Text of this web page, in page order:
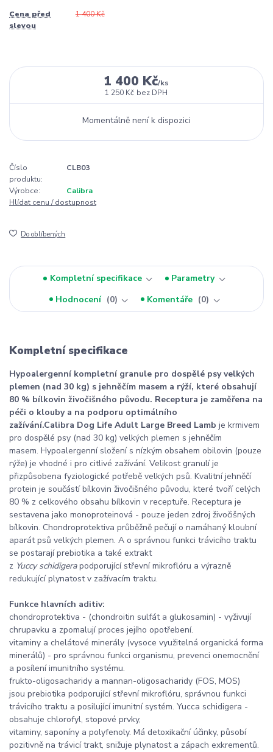
Cena před
slevou
1 400 Kč
1 400 Kč/ks
1 250 Kč bez DPH
Momentálně není k dispozici
Číslo
produktu:
CLB03
Výrobce:
Calibra
Hlídat cenu / dostupnost
Do oblíbených
Kompletní specifikace
Parametry
Hodnocení
0 Komentáře 0
Kompletní specifikace
Hypoalergenní kompletní granule pro dospělé psy velkých
plemen (nad 30 kg) s jehněčím masem a rýží, které obsahují
80 % bílkovin živočišného původu. Receptura je zaměřena na
péči o klouby a na podporu optimálního
zažívání.Calibra Dog Life Adult Large Breed Lamb je krmivem
pro dospělé psy (nad 30 kg) velkých plemen s jehněčím
masem. Hypoalergenní složení s nízkým obsahem obilovin (pouze
rýže) je vhodné i pro citlivé zažívání. Velikost granulí je
přizpůsobena fyziologické potřebě velkých psů. Kvalitní jehněčí
protein je součástí bílkovin živočišného původu, které tvoří celých
80 % z celkového obsahu bílkovin v receptuře. Receptura je
sestavena jako monoproteinová - pouze jeden zdroj živočišných
bílkovin. Chondroprotektiva průběžně pečují o namáhaný kloubní
aparát psů velkých plemen. A o správnou funkci trávicího traktu
se postarají prebiotika a také extrakt
z Yuccy schidigerapodporující střevní mikroflóru a výrazně
redukující plynatost v zažívacím traktu.
Funkce hlavních aditiv:
chondroprotektiva - (chondroitin sulfát a glukosamin) - vyživují
chrupavku a zpomalují proces jejího opotřebení.
vitaminy a chelátové minerály (vysoce využitelná organická forma
minerálů) - pro správnou funkci organismu, prevenci onemocnění
a posílení imunitního systému.
frukto-oligosacharidy a mannan-oligosacharidy (FOS, MOS)
jsou prebiotika podporující střevní mikroflóru, správnou funkci
trávicího traktu a posilující imunitní systém. Yucca schidigera -
obsahuje chlorofyl, stopové prvky,
vitaminy, saponíny a polyfenoly. Má detoxikační účinky, působí
pozitivně na trávicí trakt, snižuje plynatost a zápach exkrementů.